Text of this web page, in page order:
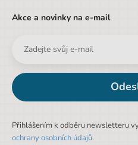
Akce a novinky na e-mail
Přihlášením k odběru newsletteru
ochrany osobních údajů.